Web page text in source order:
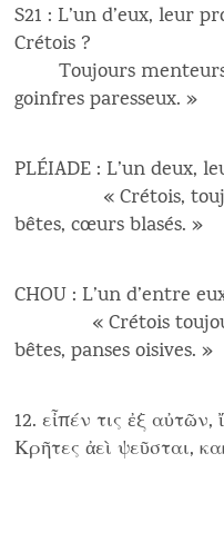
S21 : L’un d’eux, leur
Crétois ?
Toujours menteurs,
goinfres paresseux. »
PLÉIADE : L’un deux,
« Crétois,
bêtes, cœurs blasés. »
CHOU : L’un d’entre
« Crétois toujours
bêtes, panses oisives. »
12. εἶπέν τις ἐξ
Κρῆτες ἀεὶ ψεῦσται,